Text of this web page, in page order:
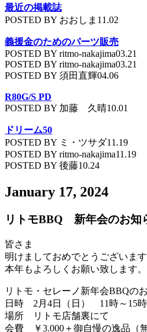
最近の掲載誌
POSTED BY おおしま11.02
義援金のためのパーツ販売
POSTED BY ritmo-nakajima03.21
POSTED BY ritmo-nakajima03.21
POSTED BY 須田直輝04.06
R80G/S PD
POSTED BY 加藤 久晴10.01
ドリーム50
POSTED BY ミ・ツサダ11.19
POSTED BY ritmo-nakajima11.19
POSTED BY 後藤10.24
January 17, 2024
リトモBBQ 新年会のお知
皆さま
明けましておめでとうございます
本年もよろしくお願い致します。
リトモ・セレーノ新年会BBQの
日時 2月4日（日） 11時～15時
場所 リトモ店舗裏にて
会費 ￥3.000＋御自慢の逸品（